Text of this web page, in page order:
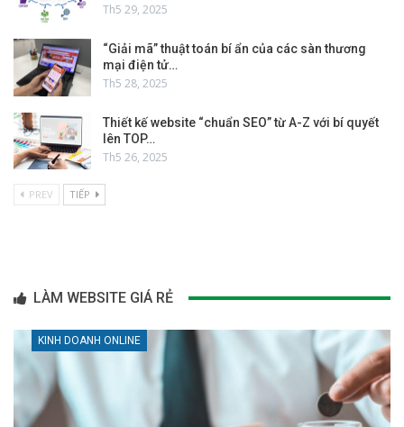
Th5 29, 2025
“Giải mã” thuật toán bí ẩn của các sàn thương
mại điện tử…
Th5 28, 2025
Thiết kế website “chuẩn SEO” từ A-Z với bí quyết
lên TOP…
Th5 26, 2025
PREV TIẾP
LÀM WEBSITE GIÁ RẺ
KINH DOANH ONLINE